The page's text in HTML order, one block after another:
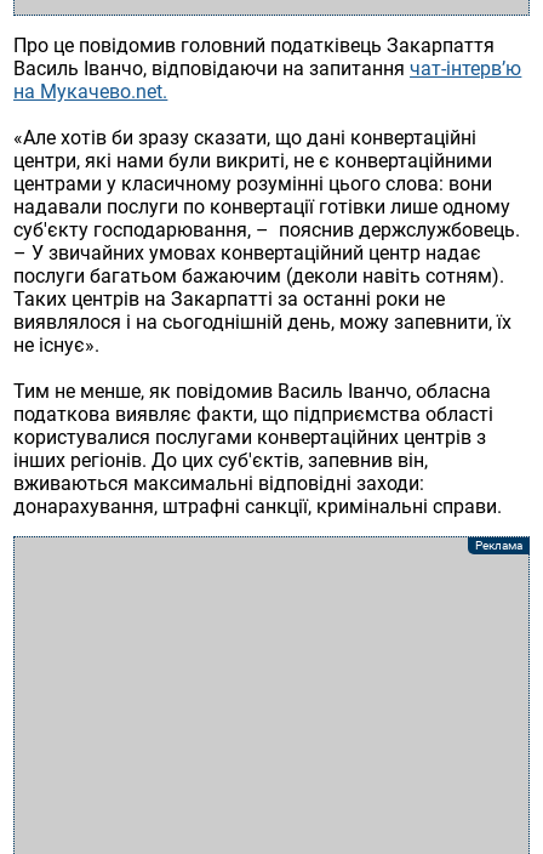
Про це повідомив головний податківець Закарпаття
Василь Іванчо, відповідаючи на запитаннячат-інтерв’ю
на Мукачево.net.
«Але хотів би зразу сказати, що дані конвертаційні
центри, які нами були викриті, не є конвертаційними
центрами у класичному розумінні цього слова: вони
надавали послуги по конвертації готівки лише одному
суб'єкту господарювання, – пояснив держслужбовець.
– У звичайних умовах конвертаційний центр надає
послуги багатьом бажаючим (деколи навіть сотням).
Таких центрів на Закарпатті за останні роки не
виявлялося і на сьогоднішній день, можу запевнити, їх
не існує».
Тим не менше, як повідомив Василь Іванчо, обласна
податкова виявляє факти, що підприємства області
користувалися послугами конвертаційних центрів з
інших регіонів. До цих суб'єктів, запевнив він,
вживаються максимальні відповідні заходи:
донарахування, штрафні санкції, кримінальні справи.